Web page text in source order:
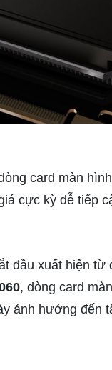
card màn
cực kỳ dễ tiếp
đầu xuất hiện từ
, dòng card
ảnh hưởng đến